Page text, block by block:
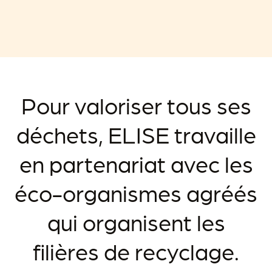
Pour valoriser tous ses
déchets, ELISE travaille
en partenariat avec les
éco-organismes agréés
qui organisent les
filières de recyclage.